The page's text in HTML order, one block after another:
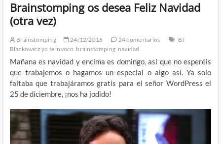
Brainstomping os desea Feliz Navidad
(otra vez)
Brainstomping 24/12/2016 24 comentarios
BJ
Blazkowicz yo te invoco brainstomping navidad
Mañana es navidad y encima es domingo, así que no esperéis
que trabajemos o hagamos un especial o algo así. Ya solo
faltaba que trabajáramos gratis para el señor WordPress el
25 de diciembre, ¡nos ha jodido!